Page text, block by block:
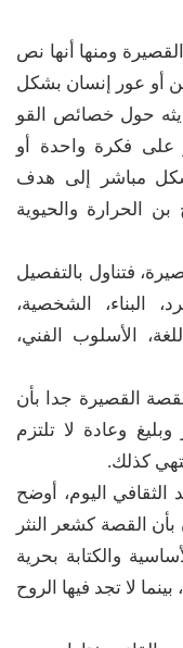
ومنها أنها نص
أو عور إنسان بشكل
حول خصائص القو
على فكرة واحدة أو
مباشر إلى هدف
بن الحرارة والحيوية
فتناول بالتفصيل
البناء، الشخصية،
الأسلوب الفني،
القصيرة جدا بأن
وعادة لا تلتزم
كذلك.
اليوم، أوضح
بأن القصة كشعر النثر
والكتابة بحرية
لا تجد فيها الروح